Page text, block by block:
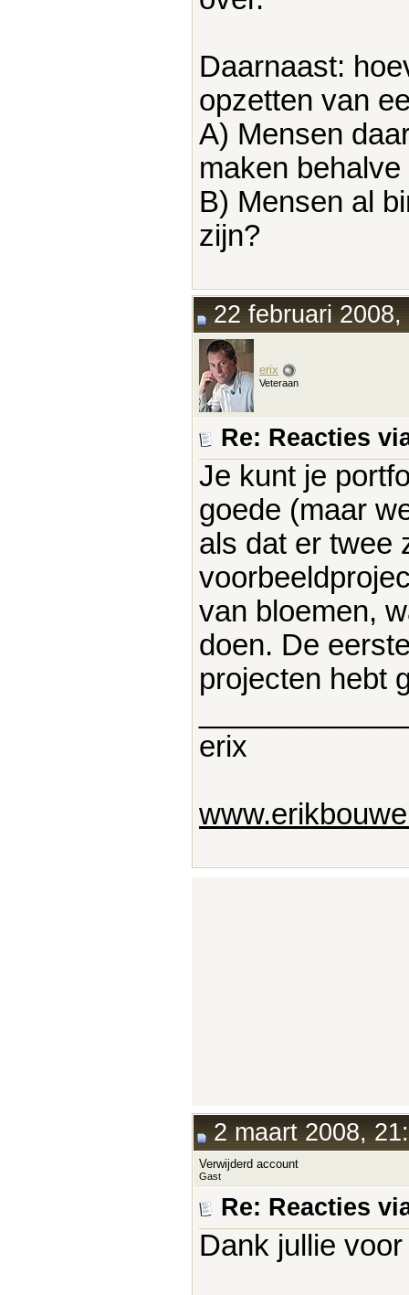
Daarnaast:
opzetten van
A) Mensen
maken
B) Mensen al
zijn?
22 februari 2008,
erix
Veteraan
Re: Reacties
Je kunt je
goede (maar
als dat er twee
van bloemen,
doen. De
projecten hebt
erix
2 maart 2008,
Verwijderd account
Gast
Re: Reacties
Dank jullie